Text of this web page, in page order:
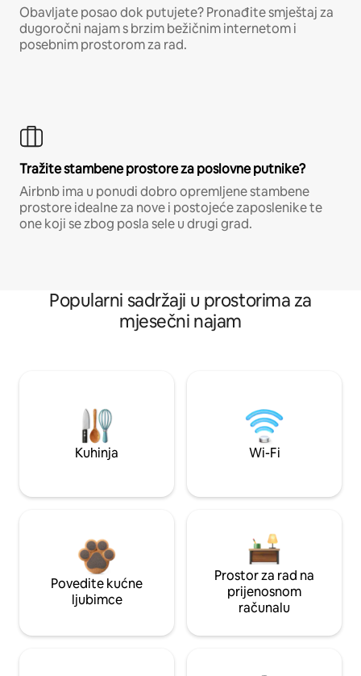
Obavljate posao dok putujete? Pronađite smještaj za
dugoročni najam s brzim bežičnim internetom i
posebnim prostorom za rad.
Tražite stambene prostore za poslovne putnike?
Airbnb ima u ponudi dobro opremljene stambene
prostore idealne za nove i postojeće zaposlenike te
one koji se zbog posla sele u drugi grad.
Popularni sadržaji u prostorima za
mjesečni najam
Kuhinja Wi-Fi
Povedite kućne
ljubimce
Prostor za rad na
prijenosnom
računalu